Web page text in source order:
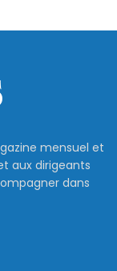
mensuel et
aux dirigeants
dans